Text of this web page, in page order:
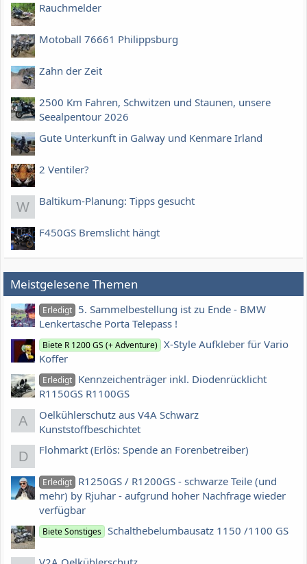
Rauchmelder
Motoball 76661 Philippsburg
Zahn der Zeit
2500 Km Fahren, Schwitzen und Staunen, unsere
Seealpentour 2026
Gute Unterkunft in Galway und Kenmare Irland
2 Ventiler?
W Baltikum-Planung: Tipps gesucht
F450GS Bremslicht hängt
Meistgelesene Themen
Erledigt 5. Sammelbestellung ist zu Ende - BMW
Lenkertasche Porta Telepass !
Biete R 1200 GS (+ Adventure) X-Style Aufkleber für Vario
Koffer
Erledigt Kennzeichenträger inkl. Diodenrücklicht
R1150GS R1100GS
A
Oelkühlerschutz aus V4A Schwarz
Kunststoffbeschichtet
D Flohmarkt (Erlös: Spende an Forenbetreiber)
Erledigt R1250GS / R1200GS - schwarze Teile (und
mehr) by Rjuhar - aufgrund hoher Nachfrage wieder
verfügbar
Biete Sonstiges Schalthebelumbausatz 1150 /1100 GS